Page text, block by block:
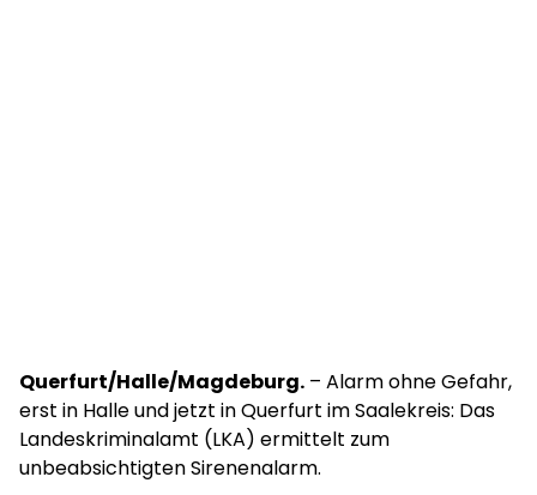
Querfurt/Halle/Magdeburg. – Alarm ohne Gefahr,
erst in Halle und jetzt in Querfurt im Saalekreis: Das
Landeskriminalamt (LKA) ermittelt zum
unbeabsichtigten Sirenenalarm.